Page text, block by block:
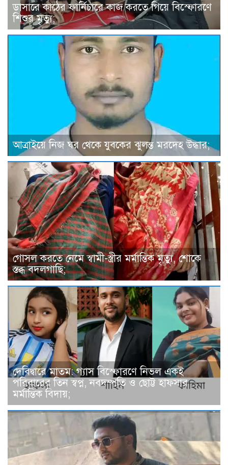
ডাসারে কাঠের ফার্নিচারে কাজ করতে গিয়ে বিস্ফোরণে
শিশুর মৃত্যু;
আত্রাইয়ে নিজ ঘর থেকে যুবকের ঝুলন্ত মরদেহ উদ্ধার;
গোসল করতে নেমে স্বামী-স্ত্রীর মর্মান্তিক মৃত্যু, শোকে
স্তব্ধ বদলগাছি;
দেবিদ্বারে মাতম: গ্যাস বিস্ফোরণে নিভল একই
পরিবারের তিন স্বপ্ন, নবদম্পতি ও ছোট্ট হাফসার
মর্মান্তিক বিদায়;